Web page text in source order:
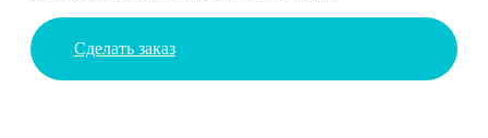
Сделать заказ